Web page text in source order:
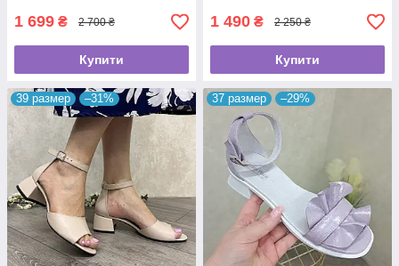
1 699 ₴ 2 700 ₴
Купити
1 490 ₴ 2 250 ₴
Купити
39 размер –31% 37 размер –29%